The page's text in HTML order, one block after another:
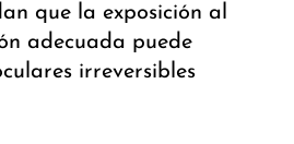
que la exposición al
adecuada puede
irreversibles